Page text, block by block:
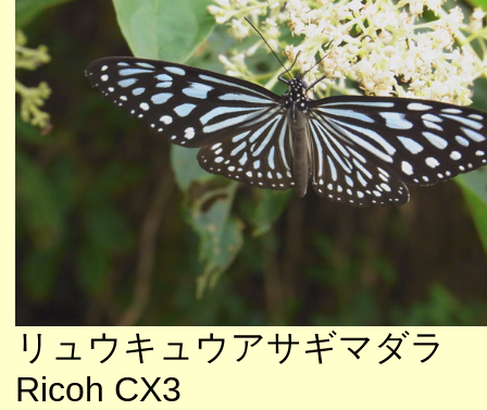
リュウキュウアサギマダラ
Ricoh CX3